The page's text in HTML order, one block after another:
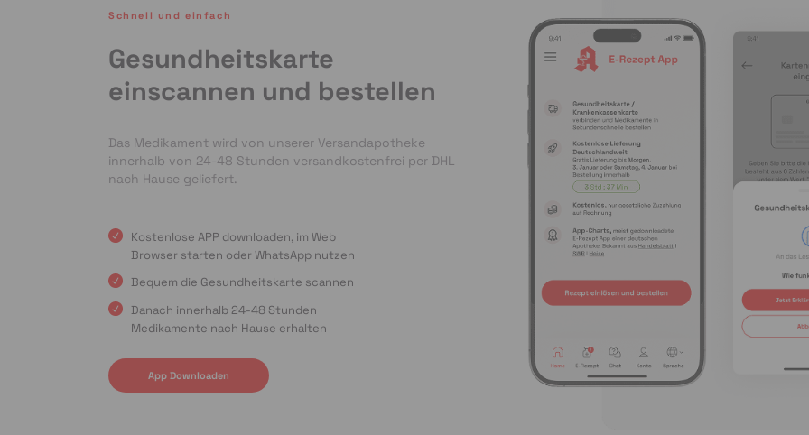
Schnell und einfach
Gesundheitskarte
einscannen und bestellen
Das Medikament wird von unserer Versandapotheke
innerhalb von 24-48 Stunden versandkostenfrei per DHL
nach Hause geliefert.
Kostenlose APP downloaden, im Web
Browser starten oder WhatsApp nutzen
Bequem die Gesundheitskarte scannen
Danach innerhalb 24-48 Stunden
Medikamente nach Hause erhalten
App Downloaden